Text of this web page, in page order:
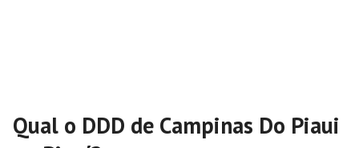
Qual o DDD de Campinas Do Piaui